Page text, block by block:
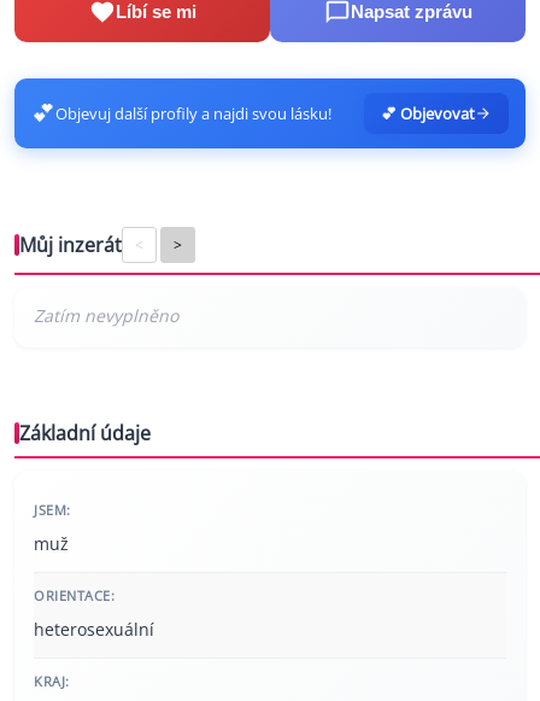
Líbí se mi Napsat zprávu
💕Objevuj další profily a najdi svou lásku! 💕 Objevovat
Můj inzerát < >
Základní údaje
JSEM:
muž
ORIENTACE:
heterosexuální
KRAJ: